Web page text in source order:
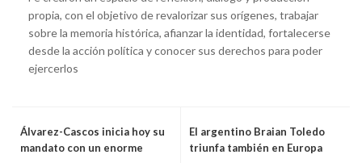
propia, con el objetivo de revalorizar sus orígenes, trabajar
sobre la memoria histórica, afianzar la identidad, fortalecerse
desde la acción política y conocer sus derechos para poder
ejercerlos
Álvarez-Cascos inicia hoy su
mandato con un enorme
El argentino Braian Toledo
triunfa también en Europa